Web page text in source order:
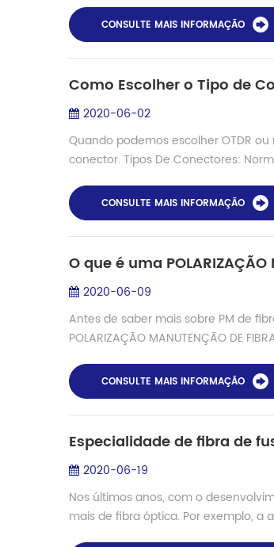
CONSULTE MAIS INFORMAÇÃO
Como Escolher o Tipo de
2020-06-02
Quando podemos escolher OTDR
conector. Tipos De Conectores:
CONSULTE MAIS INFORMAÇÃO
O que é uma
2020-06-09
Antes de saber mais sobre PM de
POLARIZAÇÃO MANUTENÇÃO DE
CONSULTE MAIS INFORMAÇÃO
2020-06-19
Nos últimos anos, com o
mais de fibra óptica. Por exemplo, a